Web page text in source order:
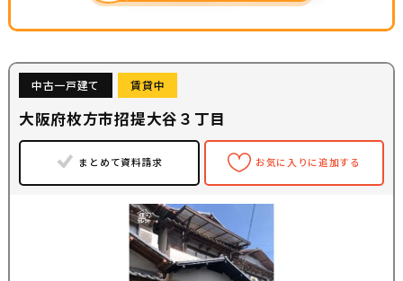
中古一戸建て 賃貸中
大阪府枚方市招提大谷３丁目
まとめて資料請求 お気に入りに追加する